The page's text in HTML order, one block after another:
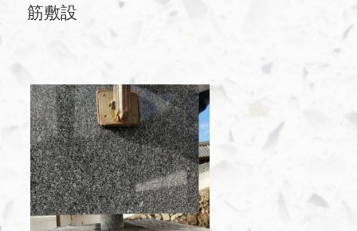
筋敷設